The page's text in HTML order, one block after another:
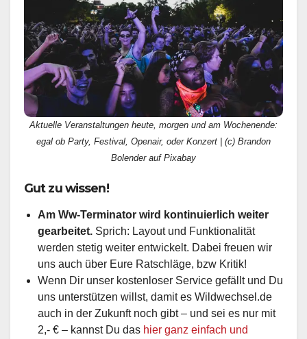
Aktuelle Veranstaltungen heute, morgen und am Wochenende:
egal ob Party, Festival, Openair, oder Konzert | (c) Brandon
Bolender auf Pixabay
Gut zu wissen!
Am Ww-Terminator wird kontinuierlich weiter
gearbeitet. Sprich: Layout und Funktionalität
werden stetig weiter entwickelt. Dabei freuen wir
uns auch über Eure Ratschläge, bzw Kritik!
Wenn Dir unser kostenloser Service gefällt und Du
uns unterstützen willst, damit es Wildwechsel.de
auch in der Zukunft noch gibt – und sei es nur mit
2,- € – kannst Du das hier ganz einfach und